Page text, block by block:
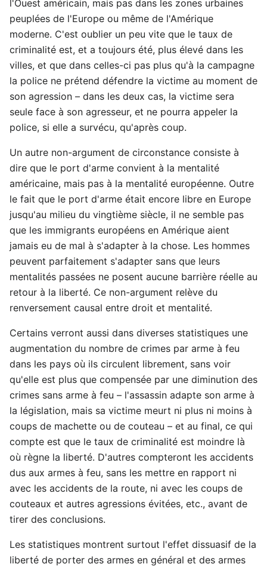
l'Ouest américain, mais pas dans les zones urbaines
peuplées de l'Europe ou même de l'Amérique
moderne. C'est oublier un peu vite que le taux de
criminalité est, et a toujours été, plus élevé dans les
villes, et que dans celles-ci pas plus qu'à la campagne
la police ne prétend défendre la victime au moment de
son agression – dans les deux cas, la victime sera
seule face à son agresseur, et ne pourra appeler la
police, si elle a survécu, qu'après coup.
Un autre non-argument de circonstance consiste à
dire que le port d'arme convient à la mentalité
américaine, mais pas à la mentalité européenne. Outre
le fait que le port d'arme était encore libre en Europe
jusqu'au milieu du vingtième siècle, il ne semble pas
que les immigrants européens en Amérique aient
jamais eu de mal à s'adapter à la chose. Les hommes
peuvent parfaitement s'adapter sans que leurs
mentalités passées ne posent aucune barrière réelle au
retour à la liberté. Ce non-argument relève du
renversement causal entre droit et mentalité.
Certains verront aussi dans diverses statistiques une
augmentation du nombre de crimes par arme à feu
dans les pays où ils circulent librement, sans voir
qu'elle est plus que compensée par une diminution des
crimes sans arme à feu – l'assassin adapte son arme à
la législation, mais sa victime meurt ni plus ni moins à
coups de machette ou de couteau – et au final, ce qui
compte est que le taux de criminalité est moindre là
où règne la liberté. D'autres compteront les accidents
dus aux armes à feu, sans les mettre en rapport ni
avec les accidents de la route, ni avec les coups de
couteaux et autres agressions évitées, etc., avant de
tirer des conclusions.
Les statistiques montrent surtout l'effet dissuasif de la
liberté de porter des armes en général et des armes